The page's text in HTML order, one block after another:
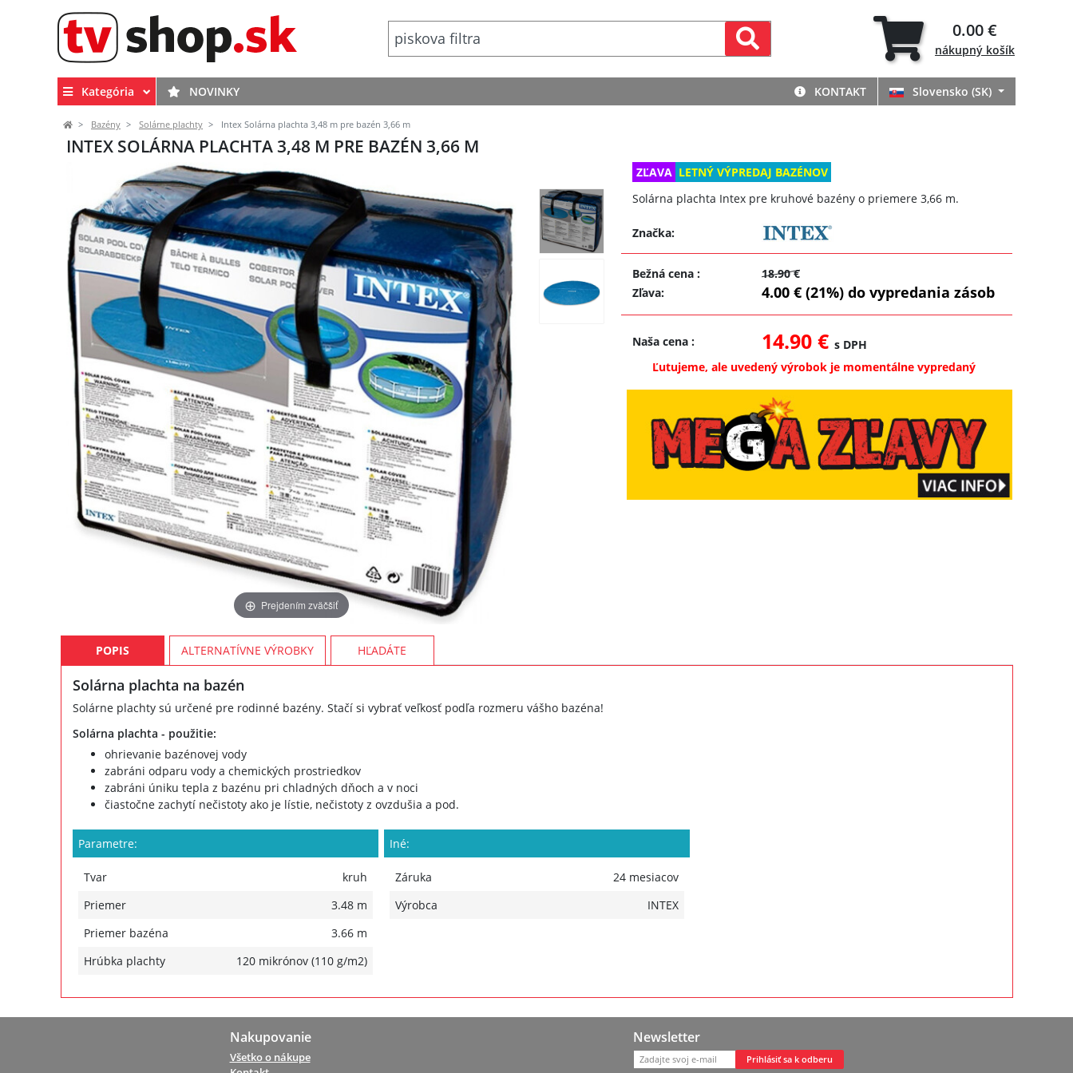
0.00 €
nákupný košík
Kategória NOVINKY KONTAKT Slovensko (SK)
Bazény Solárne plachty Intex Solárna plachta 3,48 m pre bazén 3,66 m
INTEX SOLÁRNA PLACHTA 3,48 M PRE BAZÉN 3,66 M
Prejdením zväčšiť
ZĽAVA LETNÝ VÝPREDAJ BAZÉNOV
Solárna plachta Intex pre kruhové bazény o priemere 3,66 m.
Značka:
Bežná cena:
18.90 €
Zľava: 4.00 € (21%) do vypredania zásob
Naša cena: 14.90 €s DPH
Ľutujeme, ale uvedený výrobok je momentálne vypredaný
POPIS ALTERNATÍVNE VÝROBKY HĽADÁTE
Solárna plachta na bazén
Solárne plachty sú určené pre rodinné bazény. Stačí si vybrať veľkosť podľa rozmeru vášho bazéna!
Solárna plachta - použitie:
ohrievanie bazénovej vody
zabráni odparu vody a chemických prostriedkov
zabráni úniku tepla z bazénu pri chladných dňoch a v noci
čiastočne zachytí nečistoty ako je lístie, nečistoty z ovzdušia a pod.
Parametre:
Tvar
kruh
Priemer
3.48 m
Priemer bazéna
3.66 m
Hrúbka plachty
120 mikrónov (110 g/m2)
Iné:
Záruka
24 mesiacov
Výrobca
INTEX
Nakupovanie
Všetko o nákupe
Newsletter
Prihlásiť sa k odberu